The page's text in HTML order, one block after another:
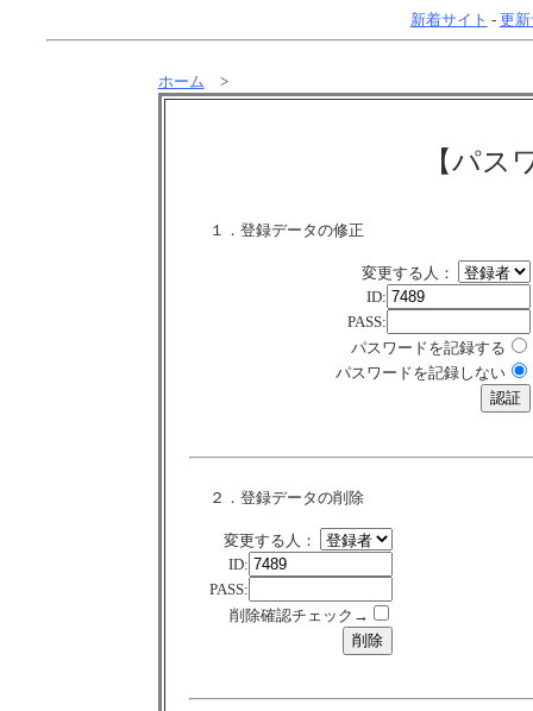
新着サイト - 更
ホーム >
【パス
１．登録データの修正
変更する人：
ID:
PASS:
パスワードを記録する
パスワードを記録しない
２．登録データの削除
変更する人：
ID:
PASS:
削除確認チェック→